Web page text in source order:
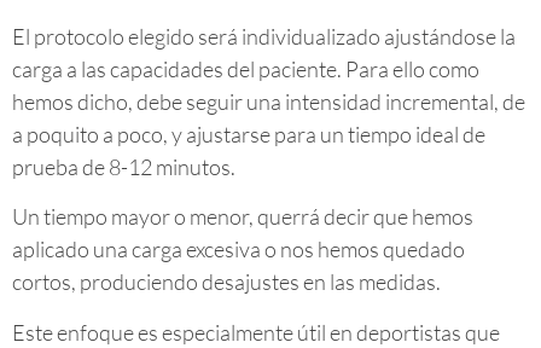
El protocolo elegido será individualizado ajustándose la
carga a las capacidades del paciente. Para ello como
hemos dicho, debe seguir una intensidad incremental, de
a poquito a poco, y ajustarse para un tiempo ideal de
prueba de 8-12 minutos.
Un tiempo mayor o menor, querrá decir que hemos
aplicado una carga excesiva o nos hemos quedado
cortos, produciendo desajustes en las medidas.
Este enfoque es especialmente útil en deportistas que